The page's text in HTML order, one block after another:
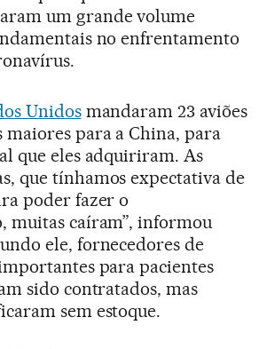
um grande volume
no enfrentamento
Unidosmandaram 23 aviões
maiores para a China, para
que eles adquiriram. As
que tínhamos expectativa de
poder fazer o
muitas caíram”, informou
ele, fornecedores de
para pacientes
sido contratados, mas
sem estoque.